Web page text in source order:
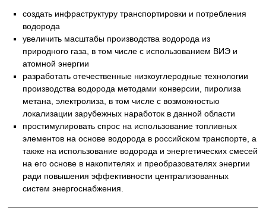
создать инфраструктуру транспортировки и потребления
водорода
увеличить масштабы производства водорода из
природного газа, в том числе с использованием ВИЭ и
атомной энергии
разработать отечественные низкоуглеродные технологии
производства водорода методами конверсии, пиролиза
метана, электролиза, в том числе с возможностью
локализации зарубежных наработок в данной области
простимулировать спрос на использование топливных
элементов на основе водорода в российском транспорте, а
также на использование водорода и энергетических смесей
на его основе в накопителях и преобразователях энергии
ради повышения эффективности централизованных
систем энергоснабжения.